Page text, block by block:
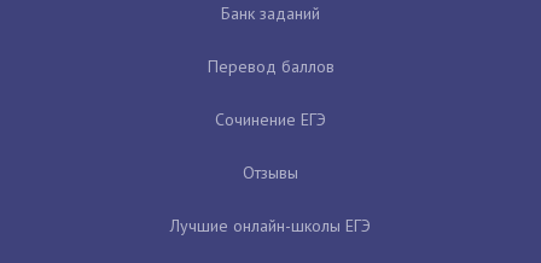
Банк заданий
Перевод баллов
Сочинение ЕГЭ
Отзывы
Лучшие онлайн-школы ЕГЭ